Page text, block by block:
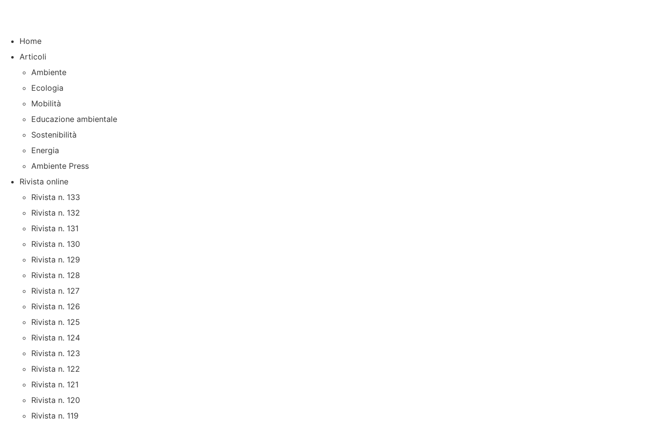
Home
Articoli
Ambiente
Ecologia
Mobilità
Educazione ambientale
Sostenibilità
Energia
Ambiente Press
Rivista online
Rivista n. 133
Rivista n. 132
Rivista n. 131
Rivista n. 130
Rivista n. 129
Rivista n. 128
Rivista n. 127
Rivista n. 126
Rivista n. 125
Rivista n. 124
Rivista n. 123
Rivista n. 122
Rivista n. 121
Rivista n. 120
Rivista n. 119